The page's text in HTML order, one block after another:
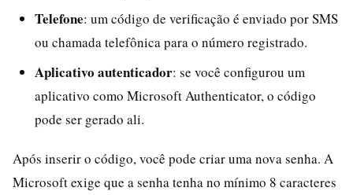
Telefone: um código de verificação é enviado por SMS
ou chamada telefônica para o número registrado.
Aplicativo autenticador: se você configurou um
aplicativo como Microsoft Authenticator, o código
pode ser gerado ali.
Após inserir o código, você pode criar uma nova senha. A
Microsoft exige que a senha tenha no mínimo 8 caracteres